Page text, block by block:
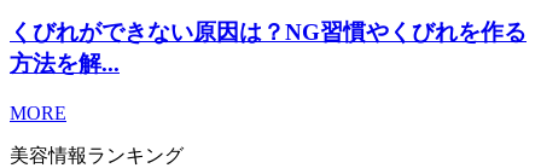
くびれができない原因は？NG習慣やくびれを作る
方法を解...
MORE
美容情報ランキング